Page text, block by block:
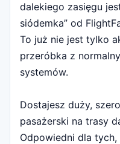
dalekiego zasięgu
siódemka” od
To już nie jest tylko
przeróbka z
systemów.
Dostajesz duży,
pasażerski na trasy
Odpowiedni dla